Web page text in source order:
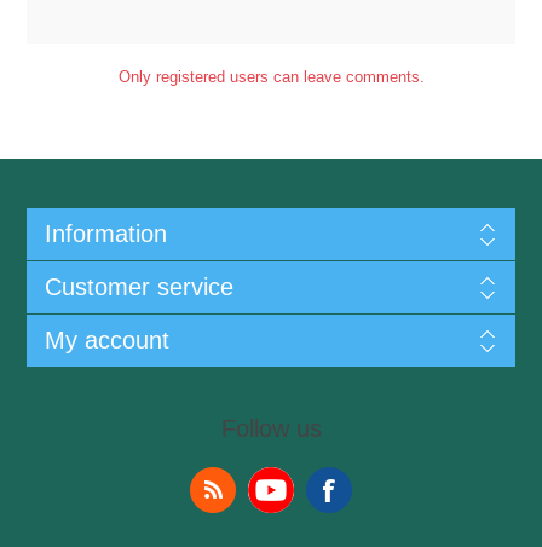
Only registered users can leave comments.
Information
Customer service
My account
Follow us